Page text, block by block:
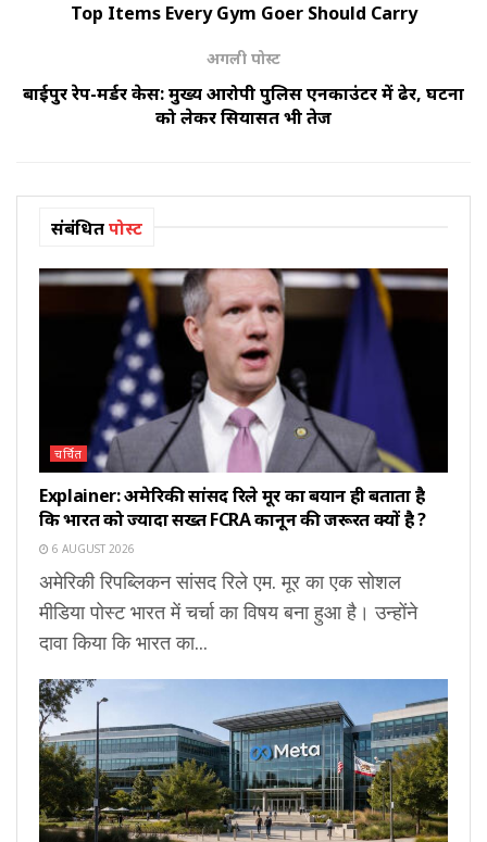
Top Items Every Gym Goer Should Carry
अगली पोस्ट
बारुईपुर रेप-मर्डर केस: मुख्य आरोपी पुलिस एनकाउंटर में ढेर, घटना
को लेकर सियासत भी तेज
संबंधितपोस्ट
चर्चित
Explainer: अमेरिकी सांसद रिले मूर का बयान ही बताता है
कि भारत को ज्यादा सख्त FCRA कानून की जरूरत क्यों है ?
6 AUGUST 2026
अमेरिकी रिपब्लिकन सांसद रिले एम. मूर का एक सोशल
मीडिया पोस्ट भारत में चर्चा का विषय बना हुआ है। उन्होंने
दावा किया कि भारत का...